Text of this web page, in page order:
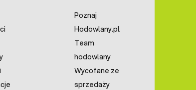
Poznaj
Hodowlany.pl
Team
hodowlany
Wycofane ze
sprzedaży